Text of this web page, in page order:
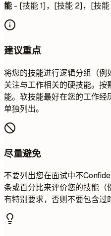
能 - [技能 1]，[技能 2]，[技
建议重点
将您的技能进行逻辑分组（例
关注与工作相关的硬技能。
能。软技能最好在您的工作
单独列出。
尽量避免
不要列出您在面试中不
条或百分比来评价您的技能（
有特别要求，否则不要包含过